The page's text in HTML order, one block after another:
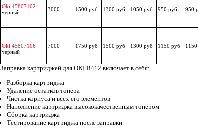
Oki 45807102
черный
3000 1500 руб 1300 руб 1050 руб 950 руб 950
Oki 45807106
черный
7000 1750 руб 1500 руб 1300 руб 1150 руб
Заправка картриджей для OKI B412 включает в себя:
Разборка картриджа
Удаление остатков тонера
Чистка корпуса и всех его элементов
Наполнение картриджа высококачественным тонером
Сборка картриджа
Тестирование картриджа после заправки